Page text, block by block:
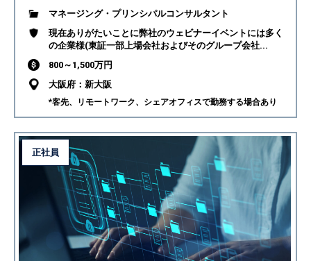
マネージング・プリンシパルコンサルタント
現在ありがたいことに弊社のウェビナーイベントには多く
の企業様(東証一部上場会社およびそのグループ会社...
800～1,500万円
大阪府：新大阪
*客先、リモートワーク、シェアオフィスで勤務する場合あり
正社員